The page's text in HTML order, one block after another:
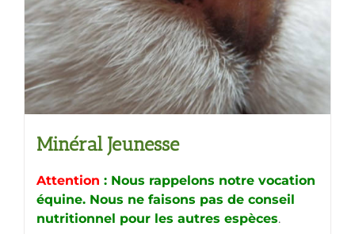
sur
la
page
du
produit
Minéral Jeunesse
Attention : Nous rappelons notre vocation
équine. Nous ne faisons pas de conseil
nutritionnel pour les autres espèces.